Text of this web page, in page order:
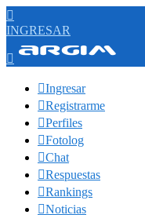

INGRESAR

Ingresar
Registrarme
Perfiles
Fotolog
Chat
Respuestas
Rankings
Noticias